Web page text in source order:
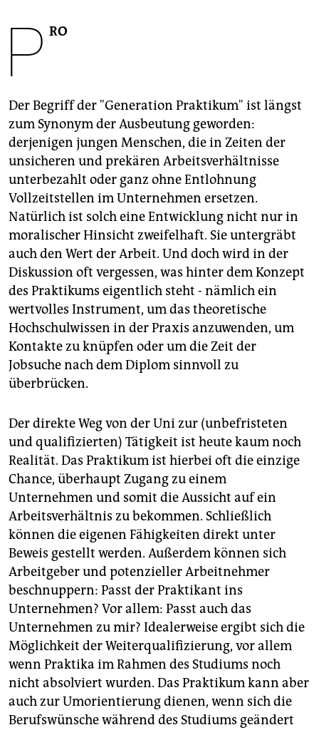
fragen & hilfe
unterstützen
genossenschaft
epaper login
P RO
Der Begriff der "Generation Praktikum" ist längst
zum Synonym der Ausbeutung geworden:
derjenigen jungen Menschen, die in Zeiten der
unsicheren und prekären Arbeitsverhältnisse
unterbezahlt oder ganz ohne Entlohnung
Vollzeitstellen im Unternehmen ersetzen.
Natürlich ist solch eine Entwicklung nicht nur in
moralischer Hinsicht zweifelhaft. Sie untergräbt
auch den Wert der Arbeit. Und doch wird in der
Diskussion oft vergessen, was hinter dem Konzept
des Praktikums eigentlich steht - nämlich ein
wertvolles Instrument, um das theoretische
Hochschulwissen in der Praxis anzuwenden, um
Kontakte zu knüpfen oder um die Zeit der
Jobsuche nach dem Diplom sinnvoll zu
überbrücken.
Der direkte Weg von der Uni zur (unbefristeten
und qualifizierten) Tätigkeit ist heute kaum noch
Realität. Das Praktikum ist hierbei oft die einzige
Chance, überhaupt Zugang zu einem
Unternehmen und somit die Aussicht auf ein
Arbeitsverhältnis zu bekommen. Schließlich
können die eigenen Fähigkeiten direkt unter
Beweis gestellt werden. Außerdem können sich
Arbeitgeber und potenzieller Arbeitnehmer
beschnuppern: Passt der Praktikant ins
Unternehmen? Vor allem: Passt auch das
Unternehmen zu mir? Idealerweise ergibt sich die
Möglichkeit der Weiterqualifizierung, vor allem
wenn Praktika im Rahmen des Studiums noch
nicht absolviert wurden. Das Praktikum kann aber
auch zur Umorientierung dienen, wenn sich die
Berufswünsche während des Studiums geändert